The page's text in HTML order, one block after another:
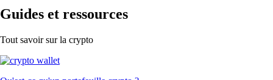
Guides et ressources
Tout savoir sur la crypto